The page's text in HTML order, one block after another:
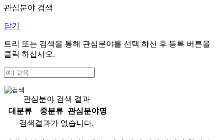
관심분야 검색
닫기
트리 또는 검색을 통해 관심분야를 선택 하신 후 등록 버튼을
클릭 하십시오.
관심분야 검색 결과
대분류
중분류
관심분야명
검색결과가 없습니다.